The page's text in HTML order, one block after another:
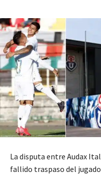
La disputa entre Audax
fallido traspaso del